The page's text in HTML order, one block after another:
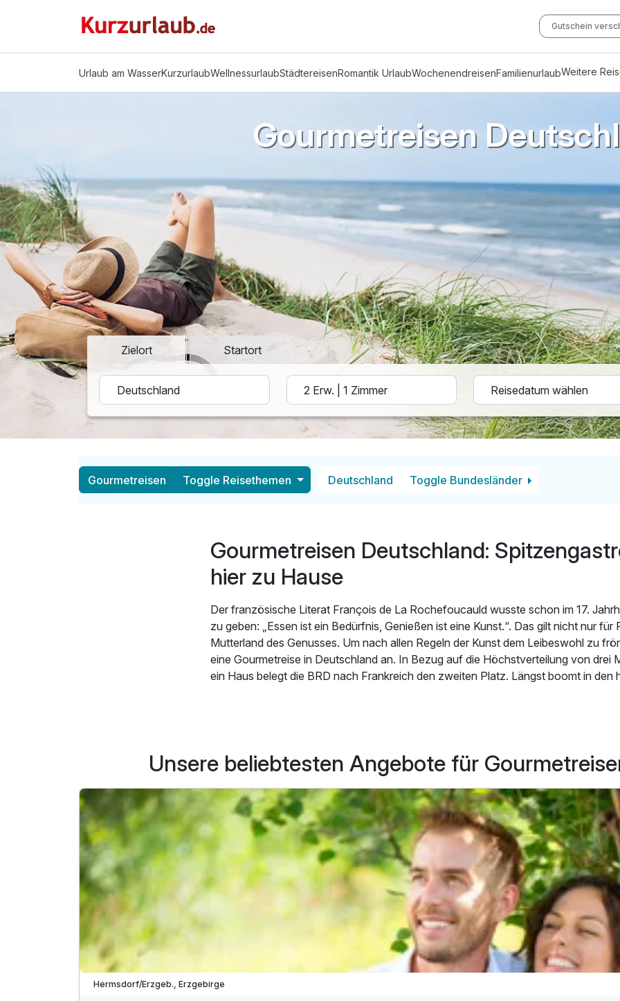
Gutschein
Urlaub am WasserKurzurlaubWellnessurlaubStädtereisenRomantik UrlaubWochenendreisenFamilienurlaubWeitere
Gourmetreisen
Zielort Startort
Gourmetreisen Toggle Reisethemen Deutschland Toggle Bundesländer
Gourmetreisen Deutschland:
hier zu Hause
Der französische Literat François de La Rochefoucauld wusste schon im 17.
zu geben: „Essen ist ein Bedürfnis, Genießen ist eine Kunst.“. Das gilt nicht nur für
Mutterland des Genusses. Um nach allen Regeln der Kunst dem Leibeswohl zu
eine Gourmetreise in Deutschland an. In Bezug auf die Höchstverteilung von drei
ein Haus belegt die BRD nach Frankreich den zweiten Platz. Längst boomt in den
Bei der geographischen Verteilung der ausgezeichneten Lokale hat sich in
allzu viel verändert. Gourmetreisen in den Südwesten der Republik bieten immer
Bandbreite an Sternerestaurants. Bayern und Baden-Württemberg liegen nach
der Feinschmeckertempel vorn. Allerdings ziehen der Norden mit Sylt und
Berlin durchaus kulinarisch nach.
Unsere beliebtesten Angebote für
Hermsdorf/Erzgeb., Erzgebirge